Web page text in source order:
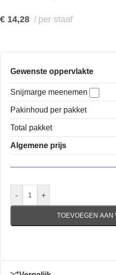
€ 14,28 per staaf
Gewenste oppervlakte
Snijmarge meenemen
Pakinhoud per pakket
Total pakket
Algemene prijs
- +
TOEVOEGEN AAN